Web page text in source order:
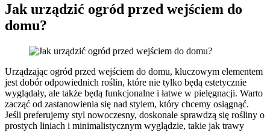
Jak urządzić ogród przed wejściem do
domu?
Urządzając ogród przed wejściem do domu, kluczowym elementem
jest dobór odpowiednich roślin, które nie tylko będą estetycznie
wyglądały, ale także będą funkcjonalne i łatwe w pielęgnacji. Warto
zacząć od zastanowienia się nad stylem, który chcemy osiągnąć.
Jeśli preferujemy styl nowoczesny, doskonale sprawdzą się rośliny o
prostych liniach i minimalistycznym wyglądzie, takie jak trawy